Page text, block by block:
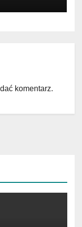
komentarz.